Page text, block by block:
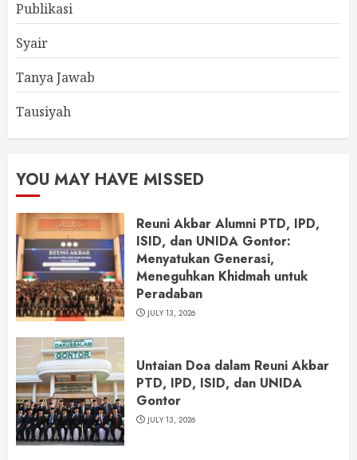
Publikasi
Syair
Tanya Jawab
Tausiyah
YOU MAY HAVE MISSED
Reuni Akbar Alumni PTD, IPD,
ISID, dan UNIDA Gontor:
Menyatukan Generasi,
Meneguhkan Khidmah untuk
Peradaban
JULY 13, 2026
Untaian Doa dalam Reuni Akbar
PTD, IPD, ISID, dan UNIDA
Gontor
JULY 13, 2026